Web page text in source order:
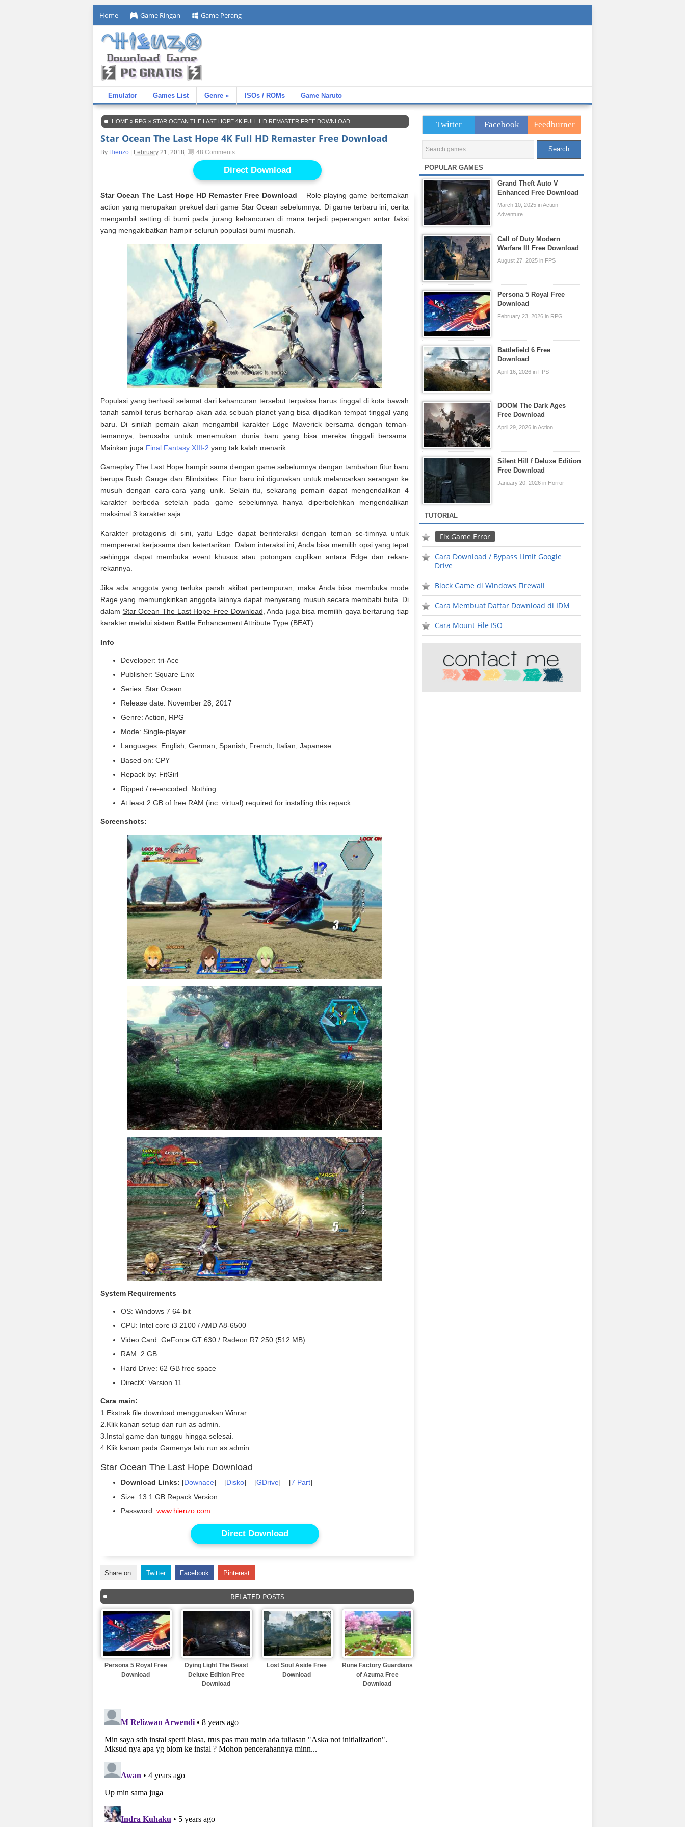
Home Game Ringan Game Perang
Emulator Games List Genre » ISOs / ROMs Game Naruto
HOME » RPG » STAR OCEAN THE LAST HOPE 4K FULL HD REMASTER FREE DOWNLOAD
Star Ocean The Last Hope 4K Full HD Remaster Free Download
By Hienzo February 21, 2018 48 Comments
Direct Download
Star Ocean The Last Hope HD Remaster Free Download – Role-playing game bertemakan
action yang merupakan prekuel dari game Star Ocean sebelumnya. Di game terbaru ini, cerita
mengambil setting di bumi pada jurang kehancuran di mana terjadi peperangan antar faksi
yang mengakibatkan hampir seluruh populasi bumi musnah.
Populasi yang berhasil selamat dari kehancuran tersebut terpaksa harus tinggal di kota bawah
tanah sambil terus berharap akan ada sebuah planet yang bisa dijadikan tempat tinggal yang
baru. Di sinilah pemain akan mengambil karakter Edge Maverick bersama dengan teman-
temannya, berusaha untuk menemukan dunia baru yang bisa mereka tinggali bersama.
Mainkan juga Final Fantasy XIII-2 yang tak kalah menarik.
Gameplay The Last Hope hampir sama dengan game sebelumnya dengan tambahan fitur baru
berupa Rush Gauge dan Blindsides. Fitur baru ini digunakan untuk melancarkan serangan ke
musuh dengan cara-cara yang unik. Selain itu, sekarang pemain dapat mengendalikan 4
karakter berbeda setelah pada game sebelumnya hanya diperbolehkan mengendalikan
maksimal 3 karakter saja.
Karakter protagonis di sini, yaitu Edge dapat berinteraksi dengan teman se-timnya untuk
mempererat kerjasama dan ketertarikan. Dalam interaksi ini, Anda bisa memilih opsi yang tepat
sehingga dapat membuka event khusus atau potongan cuplikan antara Edge dan rekan-
rekannya.
Jika ada anggota yang terluka parah akibat pertempuran, maka Anda bisa membuka mode
Rage yang memungkinkan anggota lainnya dapat menyerang musuh secara membabi buta. Di
dalam Star Ocean The Last Hope Free Download , Anda juga bisa memilih gaya bertarung tiap
karakter melalui sistem Battle Enhancement Attribute Type (BEAT).
Info
Developer: tri-Ace
Publisher: Square Enix
Series: Star Ocean
Release date: November 28, 2017
Genre: Action, RPG
Mode: Single-player
Languages: English, German, Spanish, French, Italian, Japanese
Based on: CPY
Repack by: FitGirl
Ripped / re-encoded: Nothing
At least 2 GB of free RAM (inc. virtual) required for installing this repack
Screenshots:
System Requirements
OS: Windows 7 64-bit
CPU: Intel core i3 2100 / AMD A8-6500
Video Card: GeForce GT 630 / Radeon R7 250 (512 MB)
RAM: 2 GB
Hard Drive: 62 GB free space
DirectX: Version 11
Cara main:
1.Ekstrak file download menggunakan Winrar.
2.Klik kanan setup dan run as admin.
3.Instal game dan tunggu hingga selesai.
4.Klik kanan pada Gamenya lalu run as admin.
Star Ocean The Last Hope Download
Download Links: [Downace] – [Disko] – [GDrive] – [7 Part]
Size: 13.1 GB Repack Version
Password: www.hienzo.com
Direct Download
Share on: Twitter Facebook Pinterest
RELATED POSTS
Persona 5 Royal Free
Download
Dying Light The Beast
Deluxe Edition Free
Download
Lost Soul Aside Free
Download
Rune Factory Guardians
of Azuma Free
Download
Twitter Facebook Feedburner
POPULAR GAMES
Grand Theft Auto V
Enhanced Free Download
March 10, 2025 in Action-
Adventure
Call of Duty Modern
Warfare III Free Download
August 27, 2025 in FPS
Persona 5 Royal Free
Download
February 23, 2026 in RPG
Battlefield 6 Free
Download
April 16, 2026 in FPS
DOOM The Dark Ages
Free Download
April 29, 2026 in Action
Silent Hill f Deluxe Edition
Free Download
January 20, 2026 in Horror
TUTORIAL
Fix Game Error
Cara Download / Bypass Limit Google
Drive
Block Game di Windows Firewall
Cara Membuat Daftar Download di IDM
Cara Mount File ISO